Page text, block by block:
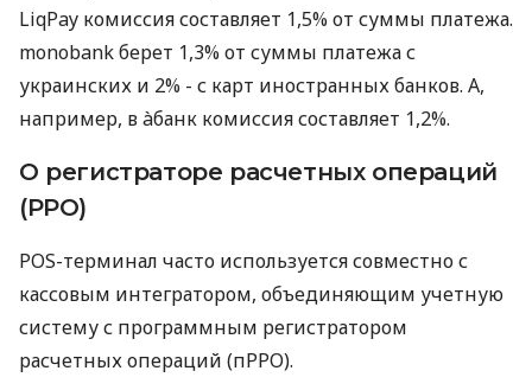
LiqPay комиссия составляет 1,5% от суммы платежа.
monobank берет 1,3% от суммы платежа с
украинских и 2% - с карт иностранных банков. А,
например, в àбанк комиссия составляет 1,2%.
О регистраторе расчетных операций
(РРО)
POS-терминал часто используется совместно с
кассовым интегратором, объединяющим учетную
систему с программным регистратором
расчетных операций (пРРО).